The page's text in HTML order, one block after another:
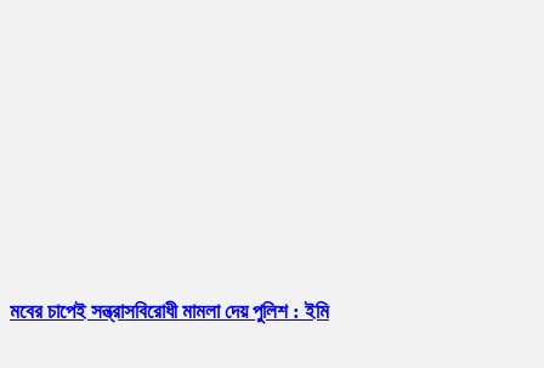
মবের চাপেই সন্ত্রাসবিরোধী মামলা দেয় পুলিশ : ইমি